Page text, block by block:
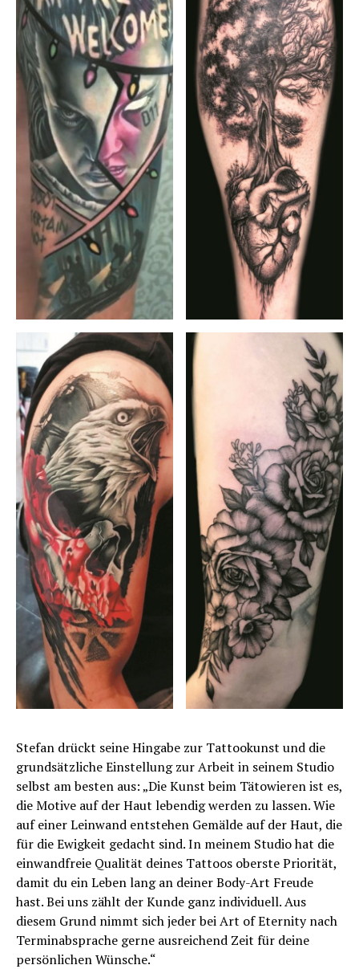
Stefan drückt seine Hingabe zur Tattookunst und die
grundsätzliche Einstellung zur Arbeit in seinem Studio
selbst am besten aus: „Die Kunst beim Tätowieren ist es,
die Motive auf der Haut lebendig werden zu lassen. Wie
auf einer Leinwand entstehen Gemälde auf der Haut, die
für die Ewigkeit gedacht sind. In meinem Studio hat die
einwandfreie Qualität deines Tattoos oberste Priorität,
damit du ein Leben lang an deiner Body-Art Freude
hast. Bei uns zählt der Kunde ganz individuell. Aus
diesem Grund nimmt sich jeder bei Art of Eternity nach
Terminabsprache gerne ausreichend Zeit für deine
persönlichen Wünsche.“